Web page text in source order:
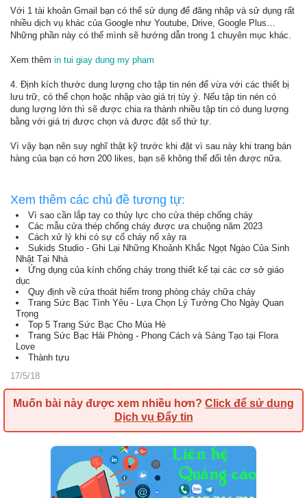
Với 1 tài khoản Gmail bạn có thể sử dụng để đăng nhập và sử dụng rất
nhiều dịch vụ khác của Google như Youtube, Drive, Google Plus…
Những phần này có thể mình sẽ hướng dẫn trong 1 chuyên mục khác.
Xem thêm in tui giay dung my pham
4. Định kích thước dung lượng cho tập tin nén để vừa với các thiết bị
lưu trữ, có thể chọn hoặc nhập vào giá trị tùy ý. Nếu tập tin nén có
dung lượng lớn thì sẽ được chia ra thành nhiều tập tin có dung lượng
bằng với giá trị được chọn và được đặt số thứ tự.
Vì vậy bạn nên suy nghĩ thật kỹ trước khi đặt vì sau này khi trang bán
hàng của bạn có hơn 200 likes, bạn sẽ không thể đổi tên được nữa.
Xem thêm các chủ đề tương tự:
Vì sao cần lắp tay co thủy lực cho cửa thép chống cháy
Các mẫu cửa thép chống cháy được ưa chuộng năm 2023
Cách xử lý khi có sự cố cháy nổ xảy ra
Sukids Studio - Ghi Lại Những Khoảnh Khắc Ngọt Ngào Của Sinh
Nhật Tại Nhà
Ứng dụng của kính chống cháy trong thiết kế tại các cơ sở giáo
dục
Quy định về cửa thoát hiểm trong phòng cháy chữa cháy
Trang Sức Bạc Tình Yêu - Lựa Chọn Lý Tưởng Cho Ngày Quan
Trọng
Top 5 Trang Sức Bạc Cho Mùa Hè
Trang Sức Bạc Hải Phòng - Phong Cách và Sáng Tạo tại Flora
Love
Thành tựu
17/5/18
Muốn bài này được xem nhiều hơn? Click để sử dụng
Dịch vụ Đẩy tin